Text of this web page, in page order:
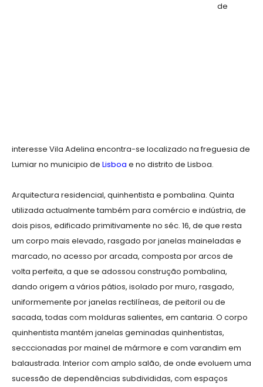
de
interesse Vila Adelina encontra-se localizado na freguesia de
Lumiar no municipio de Lisboa e no distrito de Lisboa.
Arquitectura residencial, quinhentista e pombalina. Quinta
utilizada actualmente também para comércio e indústria, de
dois pisos, edificado primitivamente no séc. 16, de que resta
um corpo mais elevado, rasgado por janelas maineladas e
marcado, no acesso por arcada, composta por arcos de
volta perfeita, a que se adossou construção pombalina,
dando origem a vários pátios, isolado por muro, rasgado,
uniformemente por janelas rectilíneas, de peitoril ou de
sacada, todas com molduras salientes, em cantaria. O corpo
quinhentista mantém janelas geminadas quinhentistas,
secccionadas por mainel de mármore e com varandim em
balaustrada. Interior com amplo salão, de onde evoluem uma
sucessão de dependências subdivididas, com espaços